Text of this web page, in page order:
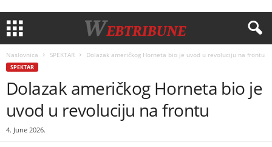
Naslovnica SPEKTAR Dolazak američkog Horneta bio je uvod u revoluciju na frontu
SPEKTAR
Dolazak američkog Horneta bio je
uvod u revoluciju na frontu
4. June 2026.